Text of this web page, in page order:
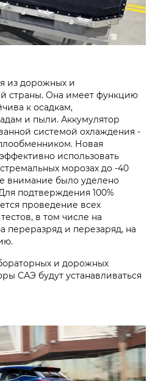
из дорожных и
страны. Она имеет функцию
к осадкам,
и пыли. Аккумулятор
системой охлаждения -
Новая
использовать
морозах до -40
внимание было уделено
подтверждения 100%
проведение всех
в том числе на
переразряд и перезаряд, на
и дорожных
САЭ будут устанавливаться